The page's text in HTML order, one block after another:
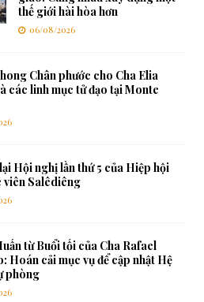
thế giới hài hòa hơn
06/08/2026
Chân phước cho Cha Elia
các linh mục tử đạo tại Monte
Hội nghị lần thứ 5 của Hiệp hội
viên Salêdiêng
từ Buổi tối của Cha Rafael
Hoán cải mục vụ để cập nhật Hệ
phòng